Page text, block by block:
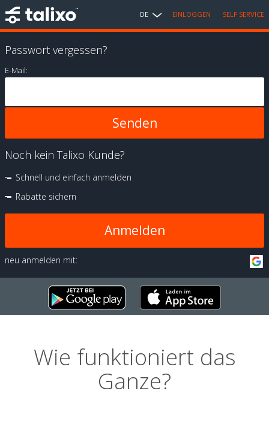
DE EINLOGGEN SELF SERVICE
Passwort vergessen?
E-Mail:
Noch kein Talixo Kunde?
Schnell und einfach anmelden
Rabatte sichern
Anmelden
neu anmelden mit:
Wie funktioniert das
Ganze?